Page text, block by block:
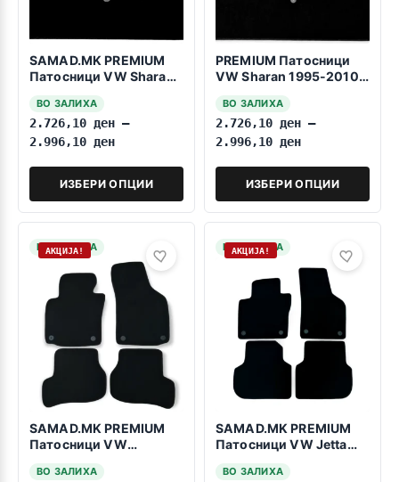
SAMAD.MK PREMIUM
Патосници VW Sharan
fiksing
ВО ЗАЛИХА
2.726,10 ден –
2.996,10 ден
ИЗБЕРИ ОПЦИИ
PREMIUM Патосници
VW Sharan 1995-2010
pritiskanje
ВО ЗАЛИХА
2.726,10 ден –
2.996,10 ден
ИЗБЕРИ ОПЦИИ
НА ЗАЛИХА
АКЦИЈА!
SAMAD.MK PREMIUM
Патосници VW
ВО ЗАЛИХА
НА ЗАЛИХА
АКЦИЈА!
SAMAD.MK PREMIUM
Патосници VW Jetta
ВО ЗАЛИХА